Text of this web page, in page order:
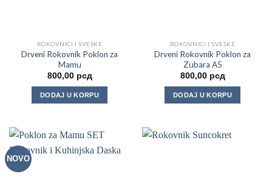
ROKOVNICI I SVESKE
Drveni Rokovnik Poklon za
Mamu
800,00 рсд
DODAJ U KORPU
ROKOVNICI I SVESKE
Drveni Rokovnik Poklon za
Zubara A5
800,00 рсд
DODAJ U KORPU
NOVO